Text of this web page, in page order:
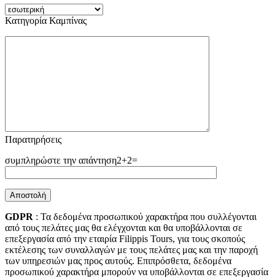
Κατηγορία Καμπίνας
Παρατηρήσεις
2+2=
GDPR : Τα δεδομένα προσωπικού χαρακτήρα που συλλέγονται
από τους πελάτες μας θα ελέγχονται και θα υποβάλλονται σε
επεξεργασία από την εταιρία Filippis Tours, για τους σκοπούς
εκτέλεσης των συναλλαγών με τους πελάτες μας και την παροχή
των υπηρεσιών μας προς αυτούς. Επιπρόσθετα, δεδομένα
προσωπικού χαρακτήρα μπορούν να υποβάλλονται σε επεξεργασία